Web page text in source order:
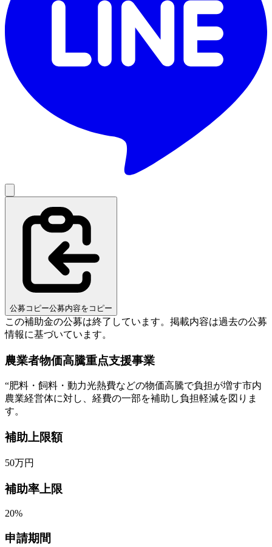
公募コピー公募内容をコピー
この補助金の公募は終了しています。 掲載内容は過去の公募
情報に基づいています。
農業者物価高騰重点支援事業
“肥料・飼料・動力光熱費などの物価高騰で負担が増す市内
農業経営体に対し、経費の一部を補助し負担軽減を図りま
す。
補助上限額
50万円
補助率上限
20%
申請期間